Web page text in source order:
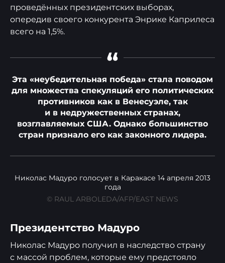
проведённых президентских выборах,
опередив своего конкурента Энрике Каприлеса
всего на 1,5%.
“
Эта «неубедительная победа» стала поводом
для множества спекуляций его политических
противников как в Венесуэле, так
и в недружественных странах,
возглавляемых США. Однако большинство
стран признало его как законного лидера.
Николас Мадуро голосует в Каракасе 14 апреля 2013
года
© RAUL ARBOLEDA/AFP/EAST NEWS
Президентство Мадуро
Николас Мадуро получил в наследство страну
с массой проблем, которые ему предстояло